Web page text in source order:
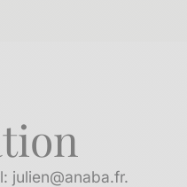
julien@anaba.fr.